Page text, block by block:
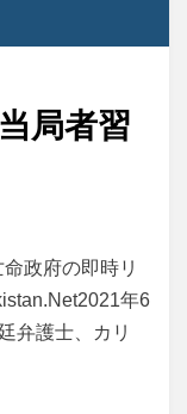
局者習
政府の即時リ
年6
弁護士、カリ